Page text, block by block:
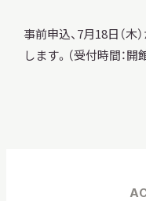
事前申込、7月18日（木
します。（受付時間：開